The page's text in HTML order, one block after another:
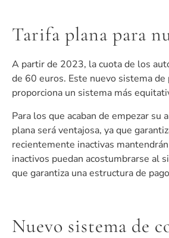
Tarifa plana para
A partir de 2023, la cuota de los
de 60 euros. Este nuevo sistema
proporciona un sistema más
Para los que acaban de empezar
plana será ventajosa, ya que
recientemente inactivas
inactivos puedan acostumbrarse al
que garantiza una estructura de
Nuevo sistema de